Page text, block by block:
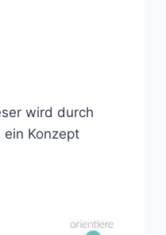
wird durch
Konzept